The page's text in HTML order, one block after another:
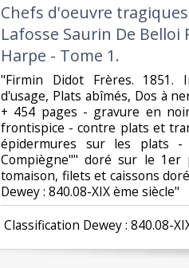
‎Chefs d'oeuvre
Lafosse Saurin De Belloi
Harpe - Tome 1.‎
‎"Firmin Didot Frères. 1851.
d'usage, Plats abîmés, Dos à
+ 454 pages - gravure en
frontispice - contre plats et
épidermures sur les plats -
Compiègne"" doré sur le
tomaison, filets et caissons
Dewey : 840.08-XIX ème siècle"‎
Classification Dewey : 840.08-